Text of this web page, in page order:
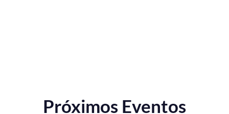
Próximos Eventos